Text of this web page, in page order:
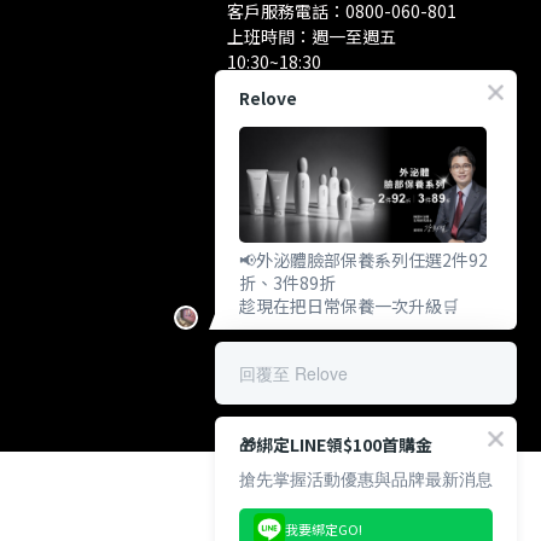
客戶服務電話： 0800-060-801
上班時間：週一至週五
10:30~18:30
洽談業務/合作資訊：
pr@relove.page
Relove
📢外泌體臉部保養系列任選2件92
折、3件89折
趁現在把日常保養一次升級🛒
回覆至 Relove
🎁綁定LINE領$100首購金
搶先掌握活動優惠與品牌最新消息
我要綁定GO!